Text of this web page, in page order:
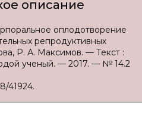
описание
оплодотворение
репродуктивных
Р. А. Максимов. — Текст :
ученый. — 2017. — № 14.2
41924.